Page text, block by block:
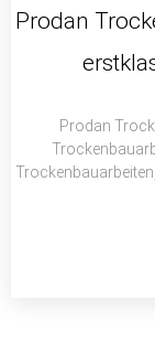
b
t
r
Prodan
Prodan